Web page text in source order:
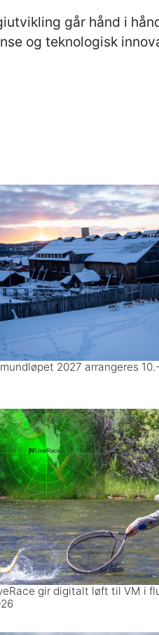
går hånd i
og teknologisk
2027 arrangeres
gir digitalt løft til VM i